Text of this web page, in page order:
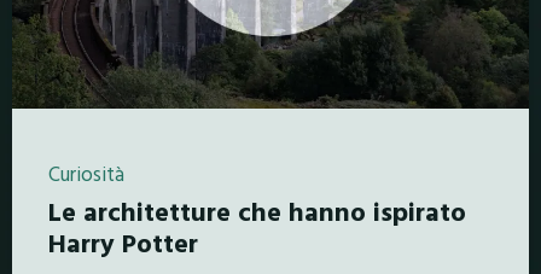
Curiosità
Le architetture che hanno ispirato
Harry Potter